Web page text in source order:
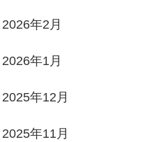
2026年2月
2026年1月
2025年12月
2025年11月